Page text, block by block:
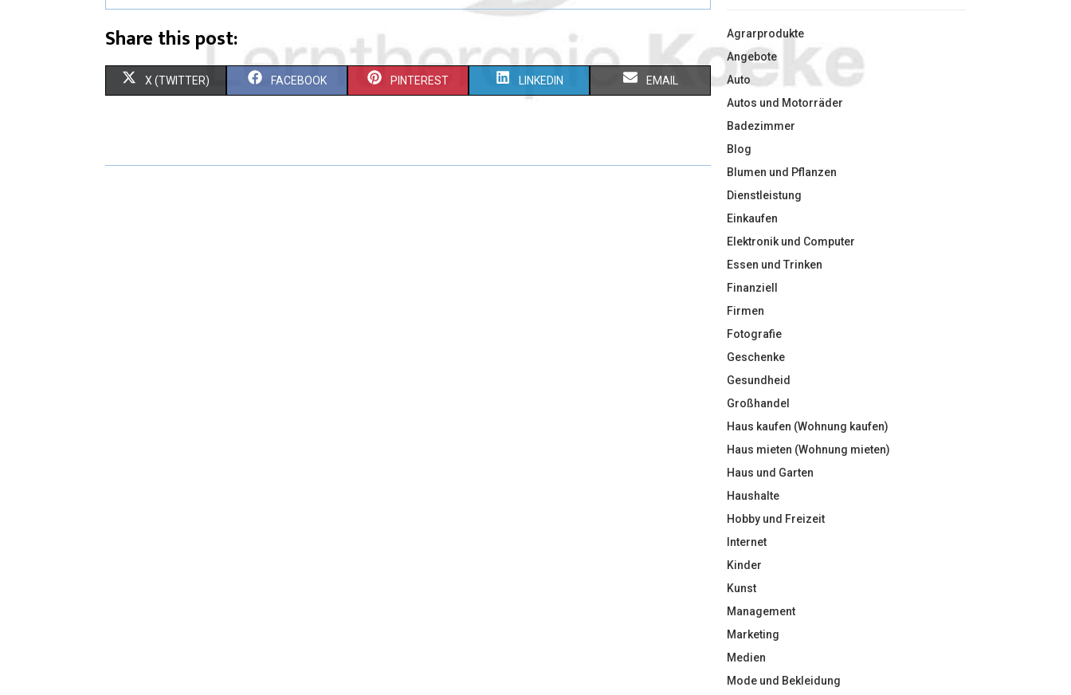
Share this post:
X (TWITTER) FACEBOOK PINTEREST LINKEDIN EMAIL
Agrarprodukte
Angebote
Auto
Autos und Motorräder
Badezimmer
Blog
Blumen und Pflanzen
Dienstleistung
Einkaufen
Elektronik und Computer
Essen und Trinken
Finanziell
Firmen
Fotografie
Geschenke
Gesundheid
Großhandel
Haus kaufen (Wohnung kaufen)
Haus mieten (Wohnung mieten)
Haus und Garten
Haushalte
Hobby und Freizeit
Internet
Kinder
Kunst
Management
Marketing
Medien
Mode und Bekleidung